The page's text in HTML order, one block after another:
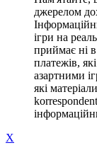
джерелом
ігри на
приймає ні
платежів,
азартними
які
X